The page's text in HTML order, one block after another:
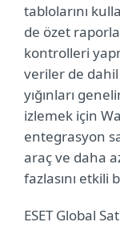
tablolarını
de özet
kontrolleri
veriler de
yığınları
izlemek için
entegrasyon
araç ve daha
fazlasını etkili
ESET Global